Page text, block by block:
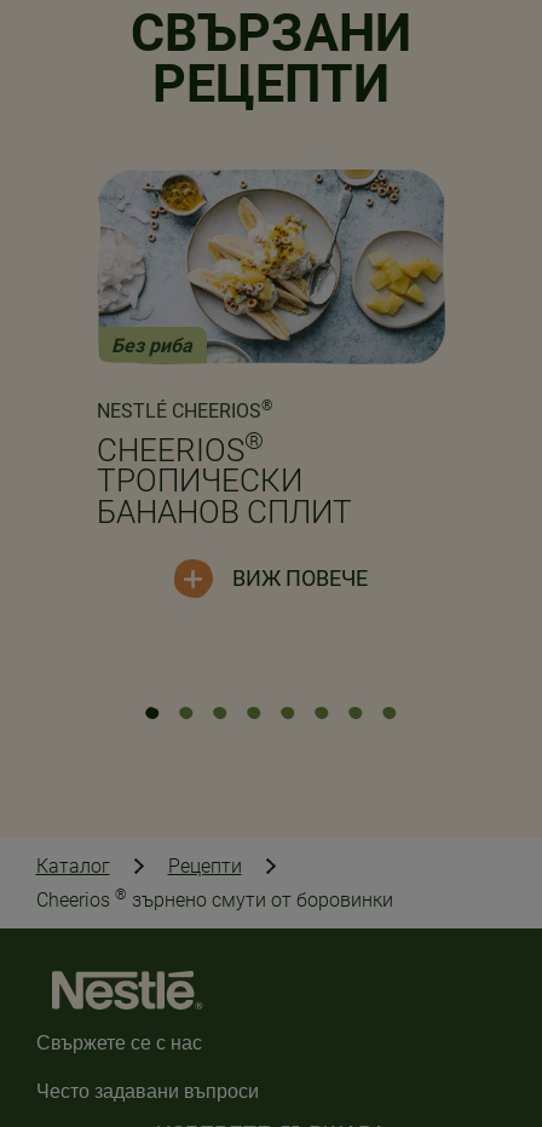
СВЪРЗАНИ
РЕЦЕПТИ
Без риба
NESTLÉ CHEERIOS®
CHEERIOS®
ТРОПИЧЕСКИ
БАНАНОВ СПЛИТ
ВИЖ ПОВЕЧЕ
Previous
Next
Каталог
Рецепти
Cheerios ® зърнено смути от боровинки
Свържете се с нас
Често задавани въпроси